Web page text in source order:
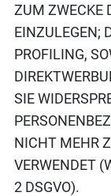
ZUM ZWECKE
EINZULEGEN;
PROFILING,
SIE
NICHT MEHR
VERWENDET
2 DSGVO).